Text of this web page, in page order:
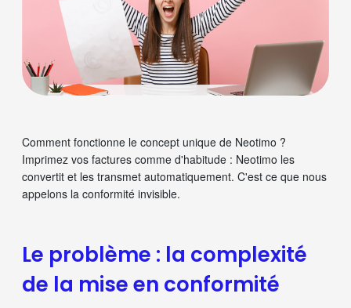
Comment fonctionne le concept unique de Neotimo ?
Imprimez vos factures comme d'habitude : Neotimo les
convertit et les transmet automatiquement. C'est ce que nous
appelons la conformité invisible.
Le problème : la complexité
de la mise en conformité